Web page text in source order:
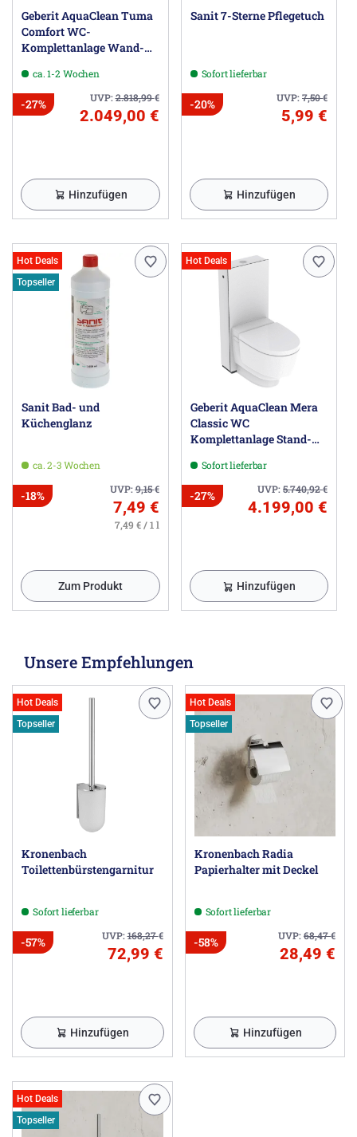
Geberit AquaClean Tuma
Comfort WC-
Komplettanlage Wand-
ca. 1-2 Wochen
UVP:2.818,99€
-27%
2.049,00 €
Hinzufügen
Sanit 7-Sterne Pflegetuch
Sofort lieferbar
UVP:7,50€
-20%
5,99 €
Hinzufügen
Hot Deals
Topseller
Sanit Bad- und
Küchenglanz
ca. 2-3 Wochen
UVP:9,15€
-18%
7,49 €
7,49 € / 1 l
Zum Produkt
Hot Deals
Geberit AquaClean Mera
Classic WC
Komplettanlage Stand-
Sofort lieferbar
UVP:5.740,92€
-27%
4.199,00 €
Hinzufügen
Unsere Empfehlungen
Hot Deals
Topseller
Kronenbach
Toilettenbürstengarnitur
Sofort lieferbar
UVP:168,27€
-57%
72,99 €
Hinzufügen
Hot Deals
Topseller
Kronenbach Radia
Papierhalter mit Deckel
Sofort lieferbar
UVP:68,47€
-58%
28,49 €
Hinzufügen
Hot Deals
Topseller